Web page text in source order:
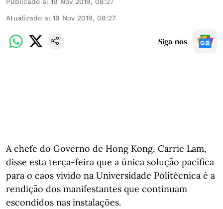
Atualizado a: 19 Nov 2019, 08:27
Siga-nos
A chefe do Governo de Hong Kong, Carrie Lam,
disse esta terça-feira que a única solução pacífica
para o caos vivido na Universidade Politécnica é a
rendição dos manifestantes que continuam
escondidos nas instalações.